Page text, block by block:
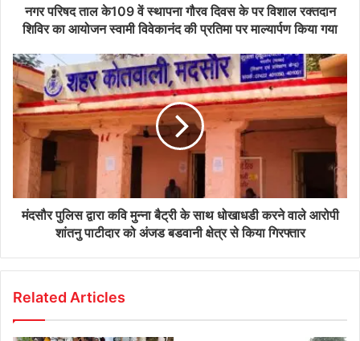
नगर परिषद ताल के109 वें स्थापना गौरव दिवस के पर विशाल रक्तदान
शिविर का आयोजन स्वामी विवेकानंद की प्रतिमा पर माल्यार्पण किया गया
मंदसौर पुलिस द्वारा कवि मुन्ना बैट्री के साथ धोखाधडी करने वाले आरोपी
शांतनु पाटीदार को अंजड बडवानी क्षेत्र से किया गिरफ्तार
Related Articles